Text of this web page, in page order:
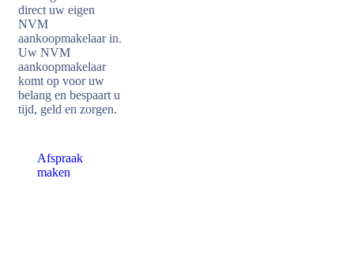
direct uw eigen
NVM
aankoopmakelaar in.
Uw NVM
aankoopmakelaar
komt op voor uw
belang en bespaart u
tijd, geld en zorgen.
Afspraak
maken